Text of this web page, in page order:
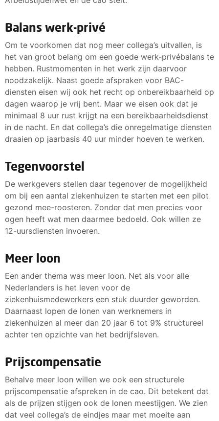
Balans werk-privé
Om te voorkomen dat nog meer collega’s uitvallen, is
het van groot belang om een goede werk-privébalans te
hebben. Rustmomenten in het werk zijn daarvoor
noodzakelijk. Naast goede afspraken voor BAC-
diensten eisen wij ook het recht op onbereikbaarheid op
dagen waarop je vrij bent. Maar we eisen ook dat je
minimaal 8 uur rust krijgt na een bereikbaarheidsdienst
in de nacht. En dat collega’s die onregelmatige diensten
draaien op jaarbasis 40 uur minder hoeven te werken.
Tegenvoorstel
De werkgevers stellen daar tegenover de mogelijkheid
om bij een aantal ziekenhuizen te starten met een pilot
gezond mee-roosteren. Zonder dat men precies voor
ogen heeft wat men daarmee bedoeld. Ook willen ze
12-uursdiensten invoeren.
Meer loon
Een ander thema was meer loon. Net als voor alle
Nederlanders is het leven voor de
ziekenhuismedewerkers een stuk duurder geworden.
Daarnaast lopen de lonen van werknemers in
ziekenhuizen al meer dan 20 jaar 6 tot 9% structureel
achter ten opzichte van het bedrijfsleven.
Prijscompensatie
Behalve meer loon willen we ook een structurele
prijscompensatie afspreken in de cao. Dit betekent dat
als de prijzen stijgen ook de lonen meestijgen. We zien
dat veel collega’s de eindjes maar met moeite aan